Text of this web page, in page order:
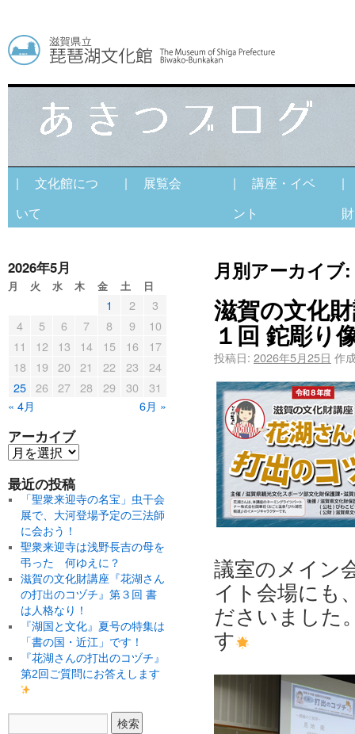
| 文化館につ
いて
| 展覧会
| 講座・イベ
ント
|
財
月別アーカイブ:
滋賀の文化
１回 鉈彫り
投稿日: 2026年5月25日 作
議室のメイン
イト会場にも
ださいました
す
2026年5月
月 火 水 木 金 土 日
« 4月 6月 »
1 2
3
4
5 6 7 8 9
10
11
12 13 14 15 16
17
18
19 20 21 22 23
24
25
26 27 28 29 30 31
アーカイブ
最近の投稿
「聖衆来迎寺の名宝」虫干会
展で、大河登場予定の三法師
に会おう！
聖衆来迎寺は浅野長吉の母を
弔った 何ゆえに？
滋賀の文化財講座『花湖さん
の打出のコヅチ』第３回 書
は人格なり！
『湖国と文化』夏号の特集は
「書の国・近江」です！
『花湖さんの打出のコヅチ』
第2回ご質問にお答えします